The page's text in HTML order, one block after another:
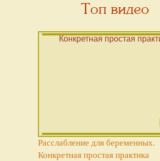
Топ видео
Расслабление для беременных.
Конкретная простая практика